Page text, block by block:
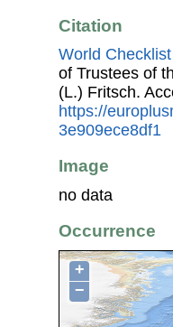
Citation
World
of Trustees of
(L.) Fritsch.
https://
3e909ece8df1
Image
no data
Occurrence
+
−